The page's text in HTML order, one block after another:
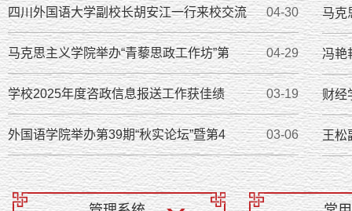
四川外国语大学副校长胡安江一行来校交流 04-30
马克思主义学院举办“青藜思政工作坊”第 04-29
学校2025年度咨政信息报送工作获佳绩 03-19
外国语学院举办第39期“秋实论坛”暨第4 03-06
马克
冯艳
财经
王松